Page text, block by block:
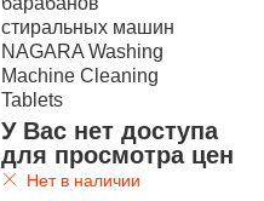
стиральных машин
NAGARA Washing
Machine Cleaning
Tablets
У Вас нет доступа
для просмотра цен
Нет в наличии